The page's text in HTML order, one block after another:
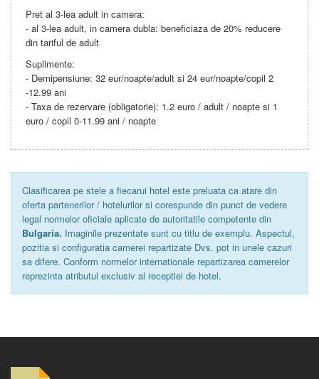
Pret al 3-lea adult in camera:
- al 3-lea adult, in camera dubla: beneficiaza de 20% reducere
din tariful de adult
Suplimente:
- Demipensiune: 32 eur/noapte/adult si 24 eur/noapte/copil 2
-12.99 ani
- Taxa de rezervare (obligatorie): 1.2 euro / adult / noapte si 1
euro / copil 0-11.99 ani / noapte
Clasificarea pe stele a fiecarui hotel este preluata ca atare din
oferta partenerilor / hotelurilor si corespunde din punct de vedere
legal normelor oficiale aplicate de autoritatile competente din
Bulgaria. Imaginile prezentate sunt cu titlu de exemplu. Aspectul,
pozitia si configuratia camerei repartizate Dvs. pot in unele cazuri
sa difere. Conform normelor internationale repartizarea camerelor
reprezinta atributul exclusiv al receptiei de hotel.